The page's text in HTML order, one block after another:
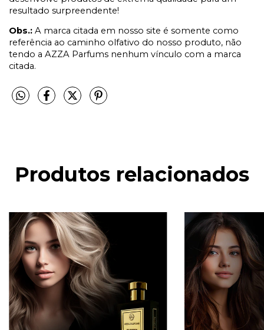
resultado surpreendente!
Obs.: A marca citada em nosso site é somente como
referência ao caminho olfativo do nosso produto, não
tendo a AZZA Parfums nenhum vínculo com a marca
citada.
Produtos relacionados